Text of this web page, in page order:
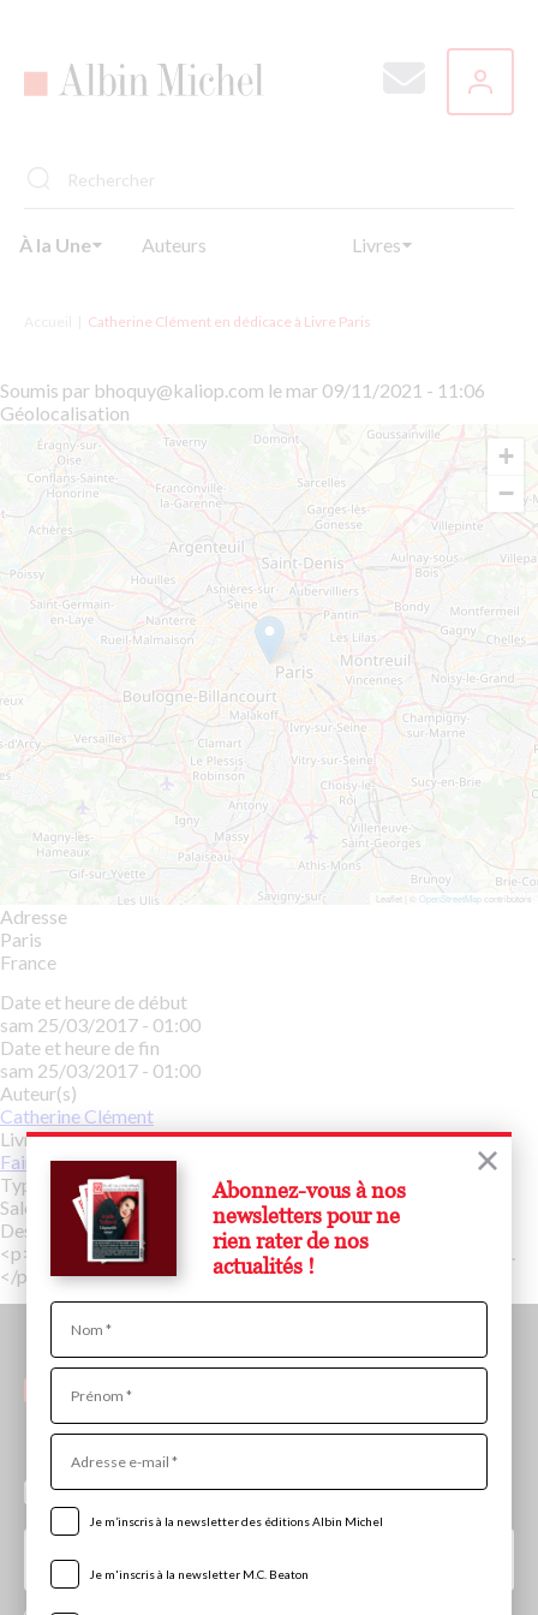
Abonnez-vous à nos
newsletters pour ne
rien rater de nos
actualités !
Nom
Prénom
Adresse
mail
Je m’inscris à la newsletter des éditions Albin Michel
Je m'inscris à la newsletter M.C. Beaton
principal
À la Une Auteurs Livres
Catherine Clément en dédicace à Livre Paris
Soumis par bhoquy@kaliop.com le mar 09/11/2021 - 11:06
Géolocalisation
+
−
Leaflet | © OpenStreetMapcontributors
Adresse
Paris
France
Date et heure de début
sam 25/03/2017 - 01:00
Date et heure de fin
sam 25/03/2017 - 01:00
Auteur(s)
Catherine Clément
Livre(s)
Faire l'amour avec Dieu
Type d’événement
Salon
Description
<p>Dédicace de 12h30 à 13h30 sur le stand Albin Michel (J68).
</p>